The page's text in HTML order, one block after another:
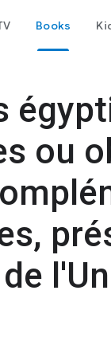
Books
ou